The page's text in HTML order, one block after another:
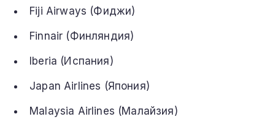
Fiji Airways (Фиджи)
Finnair (Финляндия)
Iberia (Испания)
Japan Airlines (Япония)
Malaysia Airlines (Малайзия)